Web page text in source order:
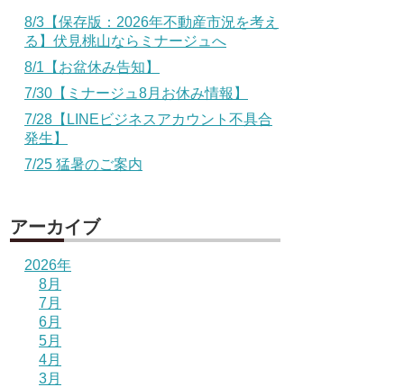
8/3【保存版：2026年不動産市況を考え
る】伏見桃山ならミナージュへ
8/1【お盆休み告知】
7/30【ミナージュ8月お休み情報】
7/28【LINEビジネスアカウント不具合
発生】
7/25 猛暑のご案内
アーカイブ
2026年
8月
7月
6月
5月
4月
3月